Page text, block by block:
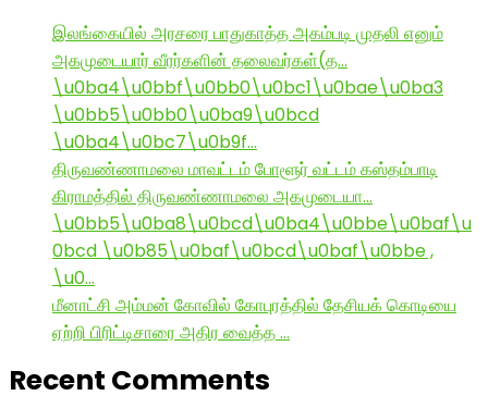
இலங்கையில் அரசரை பாதுகாத்த அகம்படி முதலி எனும்
அகமுடையார் வீரர்களின் தலைவர்கள்(த…
\u0ba4\u0bbf\u0bb0\u0bc1\u0bae\u0ba3
\u0bb5\u0bb0\u0ba9\u0bcd
\u0ba4\u0bc7\u0b9f…
திருவண்ணாமலை மாவட்டம் போளூர் வட்டம் கஸ்தம்பாடி
கிராமத்தில் திருவண்ணாமலை அகமுடையா…
\u0bb5\u0ba8\u0bcd\u0ba4\u0bbe\u0baf\u
0bcd \u0b85\u0baf\u0bcd\u0baf\u0bbe ,
\u0…
மீனாட்சி அம்மன் கோவில் கோபுரத்தில் தேசியக் கொடியை
ஏற்றி பிரிட்டிசாரை அதிர வைத்த …
Recent Comments